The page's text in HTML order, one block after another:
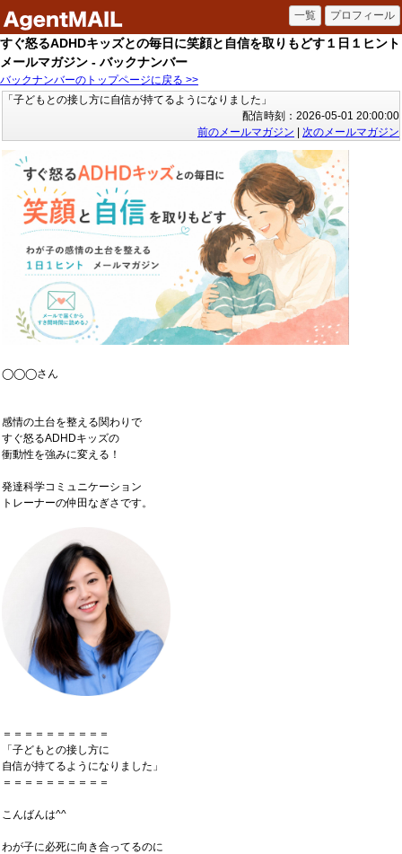
すぐ怒るADHDキッズとの毎日に笑顔と自信を取りもどす１日１ヒント
メールマガジン - バックナンバー
バックナンバーのトップページに戻る >>
「子どもとの接し方に自信が持てるようになりました」
配信時刻：2026-05-01 20:00:00
前のメールマガジン
次のメールマガジン
◯◯◯さん
感情の土台を整える関わりで
すぐ怒るADHDキッズの
衝動性を強みに変える！
発達科学コミュニケーション
トレーナーの仲田なぎさです。
＝＝＝＝＝＝＝＝＝＝
「子どもとの接し方に
自信が持てるようになりました」
＝＝＝＝＝＝＝＝＝＝
こんばんは^^
わが子に必死に向き合ってるのに